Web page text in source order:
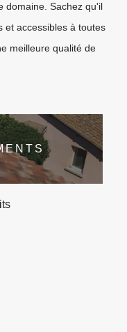
domaine. Sachez qu'il
et accessibles à toutes
meilleure qualité de